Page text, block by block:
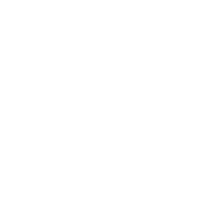
Zell am Ziller